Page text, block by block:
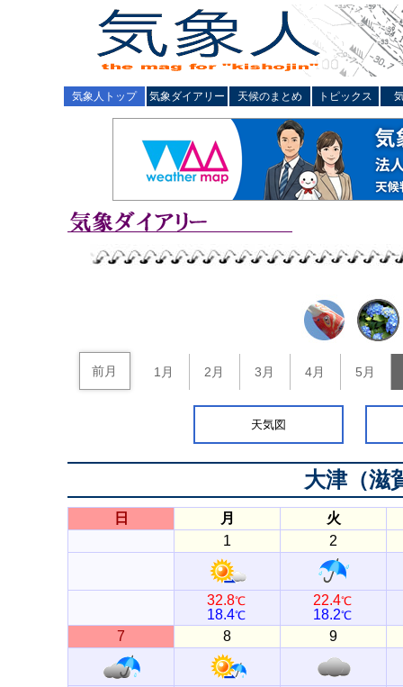
気象人トップ 気象ダイアリー 天候のまとめ トピックス
前月 1月 2月 3月 4月 5月
天気図
大津（滋
日 月
火
1
2
32.8℃
18.4℃
22.4℃
18.2℃
7 8 9